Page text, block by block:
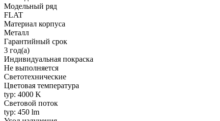
Модельный ряд
FLAT
Материал корпуса
Металл
Гарантийный срок
3 год(а)
Индивидуальная покраска
Не выполняется
Светотехнические
Цветовая температура
typ: 4000 K
Световой поток
typ: 450 lm